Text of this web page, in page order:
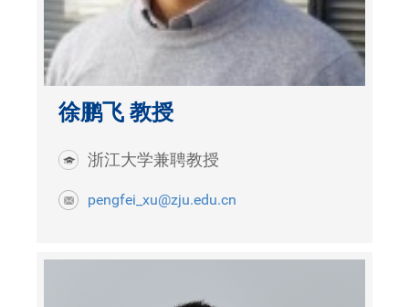
徐鹏飞 教授
浙江大学兼聘教授
pengfei_xu@zju.edu.cn